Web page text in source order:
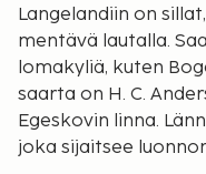
Langelandiin on sillat,
mentävä lautalla.
lomakyliä, kuten
saarta on H. C.
Egeskovin linna.
joka sijaitsee